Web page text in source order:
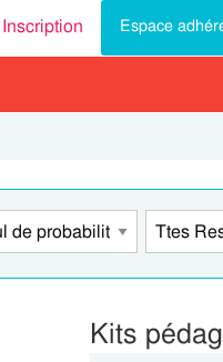
Inscription Espace
Kits